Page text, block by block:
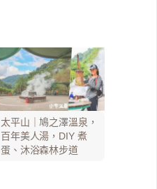
太平山｜鳩之澤溫泉，
百年美人湯，DIY 煮
蛋、沐浴森林步道